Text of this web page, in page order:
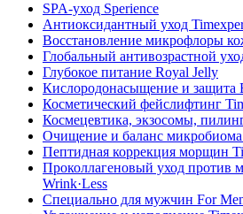
SPA-уход Sperience
Антиоксидантный уход
Восстановление микрофлоры
Глобальный антивозрастной
Глубокое питание Royal Jelly
Кислородонасыщение и защита
Косметический фейслифтинг
Космецевтика, экзосомы,
Очищение и баланс микробиома
Пептидная коррекция морщин
Проколлагеновый уход против
Wrink·Less
Специально для мужчин For